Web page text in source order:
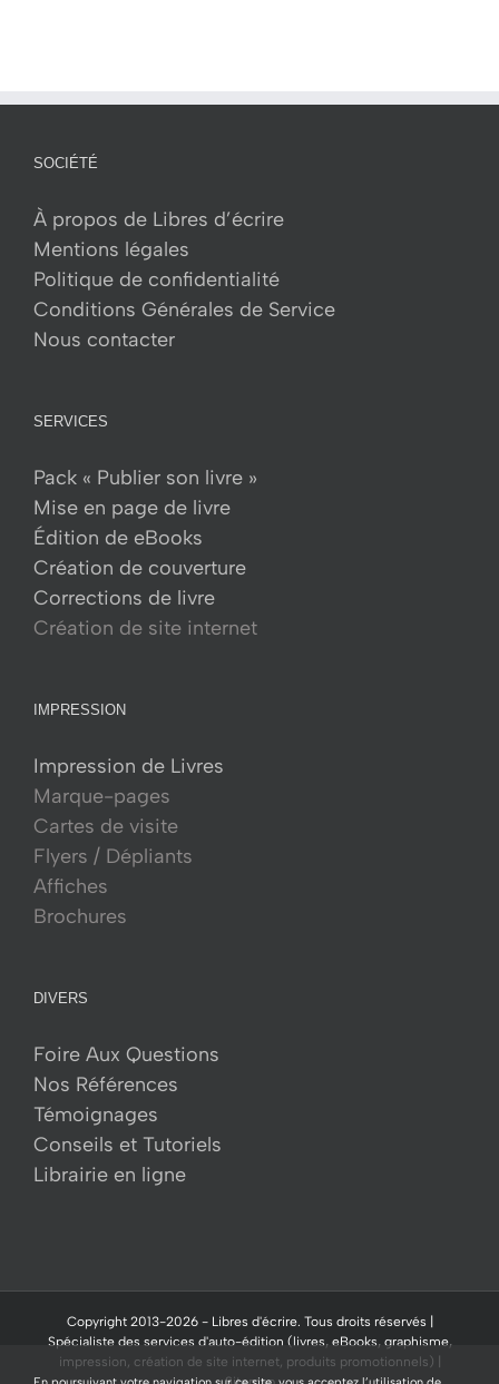
SOCIÉTÉ
À propos de Libres d’écrire
Mentions légales
Politique de confidentialité
Conditions Générales de Service
Nous contacter
SERVICES
Pack « Publier son livre »
Mise en page de livre
Édition de eBooks
Création de couverture
Corrections de livre
Création de site internet
IMPRESSION
Impression de Livres
Marque-pages
Cartes de visite
Flyers / Dépliants
Affiches
Brochures
DIVERS
Foire Aux Questions
Nos Références
Témoignages
Conseils et Tutoriels
Librairie en ligne
Copyright 2013-2026 - Libres d'écrire. Tous droits réservés |
Spécialiste des services d'auto-édition (livres, eBooks, graphisme,
impression, création de site internet, produits promotionnels) |